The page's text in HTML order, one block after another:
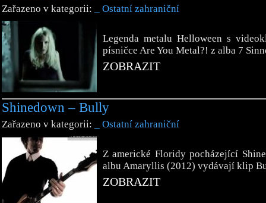
Zařazeno v kategorii: _ Ostatní zahraniční
Legenda metalu Helloween s
písničce Are You Metal?! z alba 7
ZOBRAZIT
Shinedown – Bully
Zařazeno v kategorii: _ Ostatní zahraniční
Z americké Floridy pocházející
albu Amaryllis (2012) vydávají klip
ZOBRAZIT